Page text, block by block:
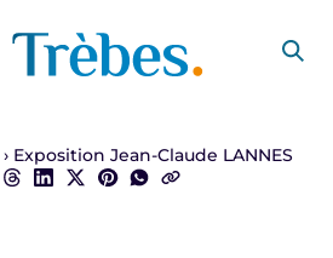
Exposition Jean-Claude LANNES